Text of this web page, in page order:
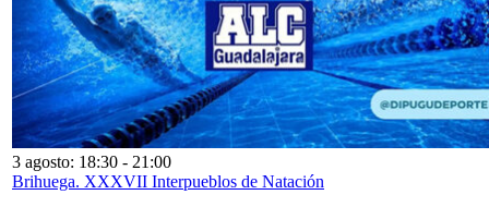
3 agosto: 18:30 - 21:00
Brihuega. XXXVII Interpueblos de Natación